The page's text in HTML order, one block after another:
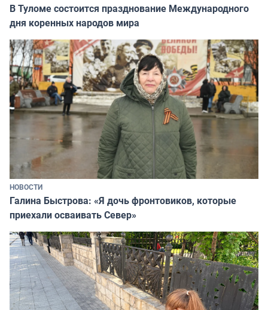
В Туломе состоится празднование Международного
дня коренных народов мира
НОВОСТИ
Галина Быстрова: «Я дочь фронтовиков, которые
приехали осваивать Север»